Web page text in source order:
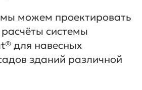
можем проектировать
системы
для навесных
зданий различной